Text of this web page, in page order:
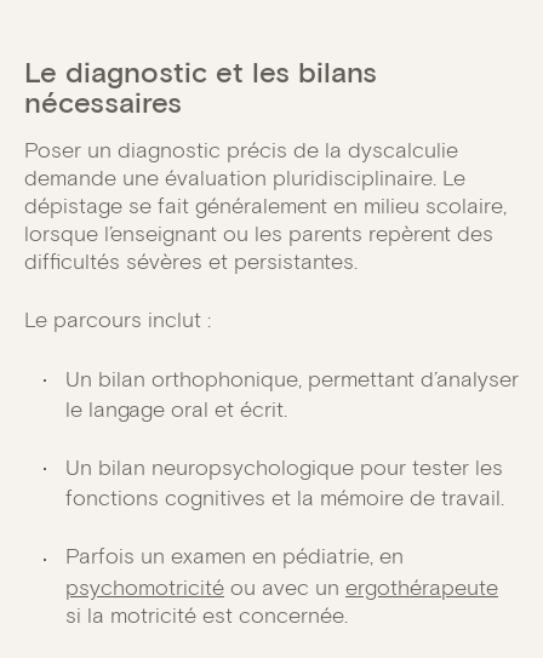
Le diagnostic et les bilans
nécessaires
Poser un diagnostic précis de la dyscalculie
demande une évaluation pluridisciplinaire. Le
dépistage se fait généralement en milieu scolaire,
lorsque l’enseignant ou les parents repèrent des
difficultés sévères et persistantes.
Le parcours inclut :
Un bilan orthophonique, permettant d’analyser
le langage oral et écrit.
Un bilan neuropsychologique pour tester les
fonctions cognitives et la mémoire de travail.
Parfois un examen en pédiatrie, en
psychomotricité ou avec un ergothérapeute
si la motricité est concernée.